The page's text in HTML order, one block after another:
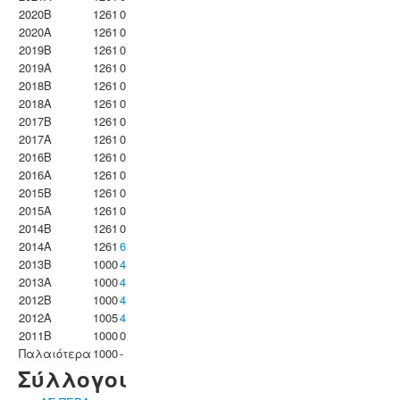
2020B
1261 0
2020A
1261 0
2019B
1261 0
2019A
1261 0
2018B
1261 0
2018A
1261 0
2017B
1261 0
2017A
1261 0
2016B
1261 0
2016A
1261 0
2015B
1261 0
2015A
1261 0
2014B
1261 0
2014A
1261 6
2013B
10004
2013A
10004
2012B
10004
2012A
10054
2011B
10000
Παλαιότερα 1000-
Σύλλογοι